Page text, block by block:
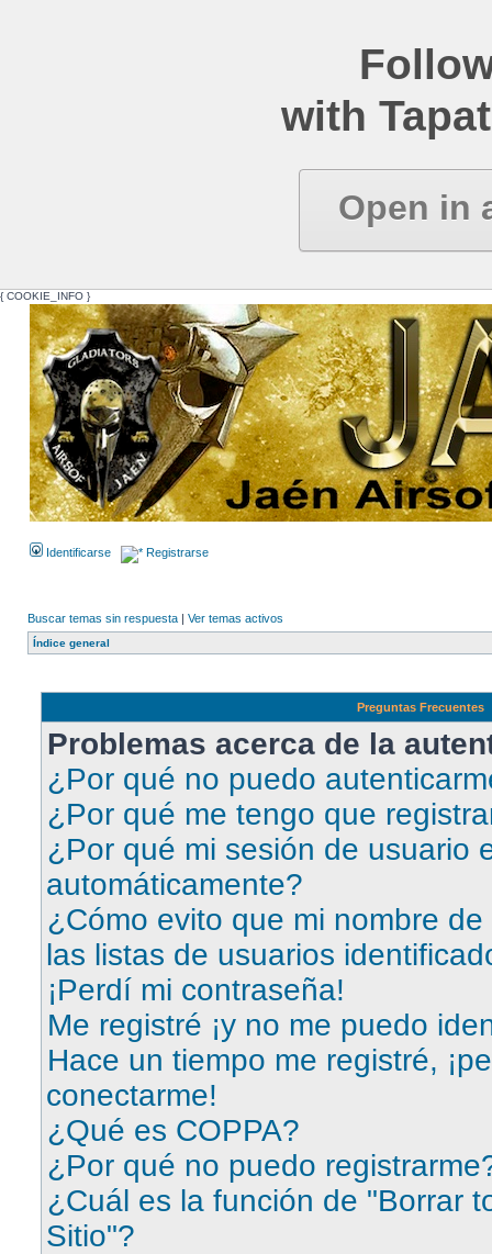
with
Open in
{ COOKIE_INFO }
Identificarse Registrarse
Buscar temas sin respuesta | Ver temas activos
Índice general
Preguntas Frecuentes
Problemas acerca de la
¿Por qué no puedo
¿Por qué me tengo que
¿Por qué mi sesión de usuario
automáticamente?
¿Cómo evito que mi nombre
las listas de usuarios
¡Perdí mi contraseña!
Me registré ¡y no me puedo
Hace un tiempo me registré,
conectarme!
¿Qué es COPPA?
¿Por qué no puedo
¿Cuál es la función de "Borrar
Sitio"?